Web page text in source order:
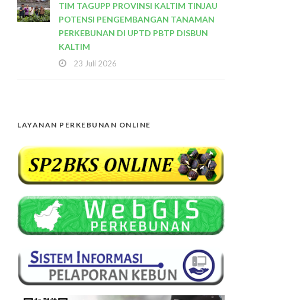
TIM TAGUPP PROVINSI KALTIM TINJAU
POTENSI PENGEMBANGAN TANAMAN
PERKEBUNAN DI UPTD PBTP DISBUN
KALTIM
23 Juli 2026
LAYANAN PERKEBUNAN ONLINE